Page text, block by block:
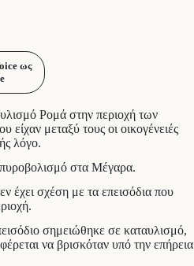
ως
Ρομά στην περιοχή των
μεταξύ τους οι οικογένειές
λόγο.
στα Μέγαρα.
έχει σχέση με τα επεισόδια που
σημειώθηκε σε καταυλισμό,
να βρισκόταν υπό την επήρεια